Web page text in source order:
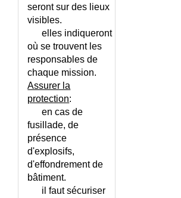
DE LA MOELLE
MENTALE
MALADIE
(MALADIES)
ALLERGIQUE
?
DU
seront sur des lieux
visibles.
elles indiqueront
où se trouvent les
responsables de
chaque mission.
Assurer la
protection:
en cas de
fusillade, de
présence
d'explosifs,
d'effondrement de
bâtiment.
il faut sécuriser